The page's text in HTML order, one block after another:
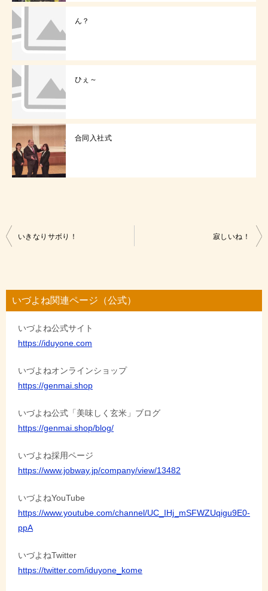
ん？
ひぇ～
合同入社式
投
ビ
ゲ
いきなりサボり！ 寂しいね！
いづよね関連ページ（公式）
いづよね公式サイト
https://iduyone.com
いづよねオンラインショップ
https://genmai.shop
いづよね公式「美味しく玄米」ブログ
https://genmai.shop/blog/
いづよね採用ページ
https://www.jobway.jp/company/view/13482
いづよねYouTube
https://www.youtube.com/channel/UC_IHj_mSFWZUqigu9E0-
ppA
いづよねTwitter
https://twitter.com/iduyone_kome